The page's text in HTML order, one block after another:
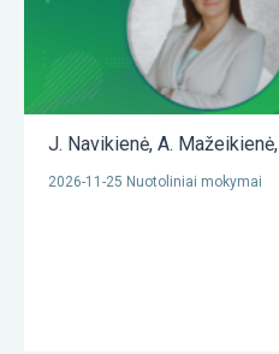
J. Navikienė, A. Mažeikienė,
2026-11-25 Nuotoliniai mokymai